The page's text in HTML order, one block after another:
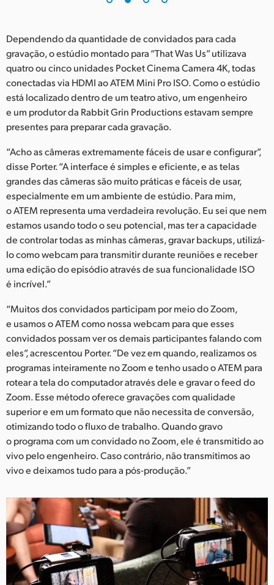
Dependendo da quantidade de convidados para cada
gravação, o estúdio montado para “That Was Us” utilizava
quatro ou cinco unidades Pocket Cinema Camera 4K, todas
conectadas via HDMI ao ATEM Mini Pro ISO. Como o estúdio
está localizado dentro de um teatro ativo, um engenheiro
e um produtor da Rabbit Grin Productions estavam sempre
presentes para preparar cada gravação.
“Acho as câmeras extremamente fáceis de usar e configurar”,
disse Porter. “A interface é simples e eficiente, e as telas
grandes das câmeras são muito práticas e fáceis de usar,
especialmente em um ambiente de estúdio. Para mim,
o ATEM representa uma verdadeira revolução. Eu sei que nem
estamos usando todo o seu potencial, mas ter a capacidade
de controlar todas as minhas câmeras, gravar backups, utilizá-
lo como webcam para transmitir durante reuniões e receber
uma edição do episódio através de sua funcionalidade ISO
é incrível.”
“Muitos dos convidados participam por meio do Zoom,
e usamos o ATEM como nossa webcam para que esses
convidados possam ver os demais participantes falando com
eles”, acrescentou Porter. “De vez em quando, realizamos os
programas inteiramente no Zoom e tenho usado o ATEM para
rotear a tela do computador através dele e gravar o feed do
Zoom. Esse método oferece gravações com qualidade
superior e em um formato que não necessita de conversão,
otimizando todo o fluxo de trabalho. Quando gravo
o programa com um convidado no Zoom, ele é transmitido ao
vivo pelo engenheiro. Caso contrário, não transmitimos ao
vivo e deixamos tudo para a pós-produção.”